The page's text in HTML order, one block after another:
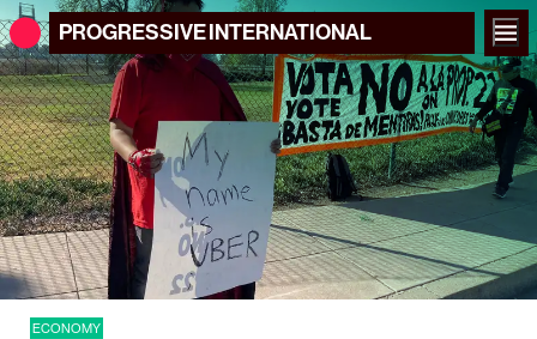
PROGRESSIVEINTERNATIONAL
ECONOMY